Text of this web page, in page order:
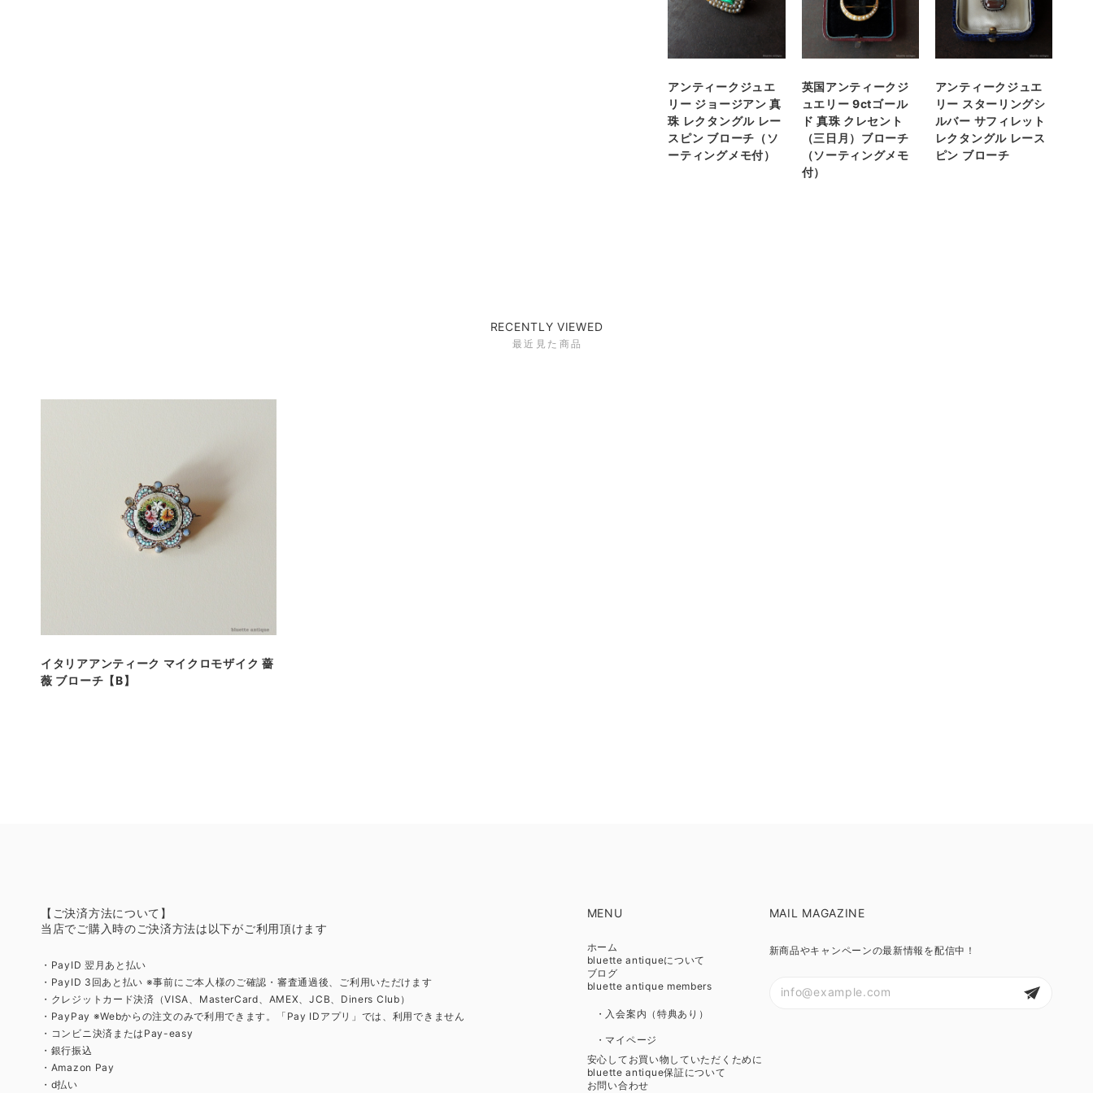
アンティークジュエ
リー ジョージアン 真
珠 レクタングル レー
スピン ブローチ（ソ
ーティングメモ付）
英国アンティークジ
ュエリー 9ctゴール
ド 真珠 クレセント
（三日月）ブローチ
（ソーティングメモ
付）
アンティークジュエ
リー スターリングシ
ルバー サフィレット
レクタングル レース
ピン ブローチ
RECENTLY VIEWED
最近見た商品
イタリアアンティーク マイクロモザイク 薔
薇 ブローチ【B】
【ご決済方法について】
当店でご購入時のご決済方法は以下がご利用頂けます
・PayID 翌月あと払い
・PayID 3回あと払い ※事前にご本人様のご確認・審査通過後、ご利用いただけます
・クレジットカード決済（VISA、MasterCard、AMEX、JCB、Diners Club）
・PayPay ※Webからの注文のみで利用できます。「Pay IDアプリ」では、利用できません
・コンビニ決済またはPay-easy
・銀行振込
・Amazon Pay
・d払い
MENU
ホーム
bluette antiqueについて
ブログ
bluette antique members
・入会案内（特典あり）
・マイページ
安心してお買い物していただくために
bluette antique保証について
お問い合わせ
MAIL MAGAZINE
新商品やキャンペーンの最新情報を配信中！